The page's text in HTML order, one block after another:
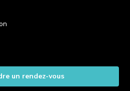
un rendez-vous